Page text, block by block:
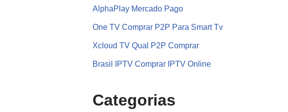
AlphaPlay Mercado Pago
One TV Comprar P2P Para Smart Tv
Xcloud TV Qual P2P Comprar
Brasil IPTV Comprar IPTV Online
Categorias